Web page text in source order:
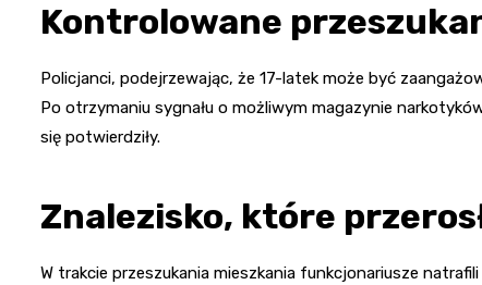
Kontrolowane
Policjanci, podejrzewając, że 17-latek może być
Po otrzymaniu sygnału o możliwym magazynie
się potwierdziły.
Znalezisko, które
W trakcie przeszukania mieszkania funkcjonariusze